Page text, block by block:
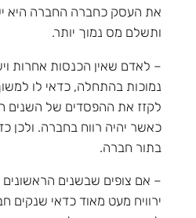
את העסק כחברה החברה היא
ותשלם מס נמוך יותר.
– לאדם שאין הכנסות אחרות
נמוכות בהתחלה, כדאי לו
לקזז את ההפסדים של השנים
כאשר יהיה רווח בחברה. ולכן
בתור חברה.
– אם צופים שבשנים
ירוויח מעט מאוד כדאי שנקים